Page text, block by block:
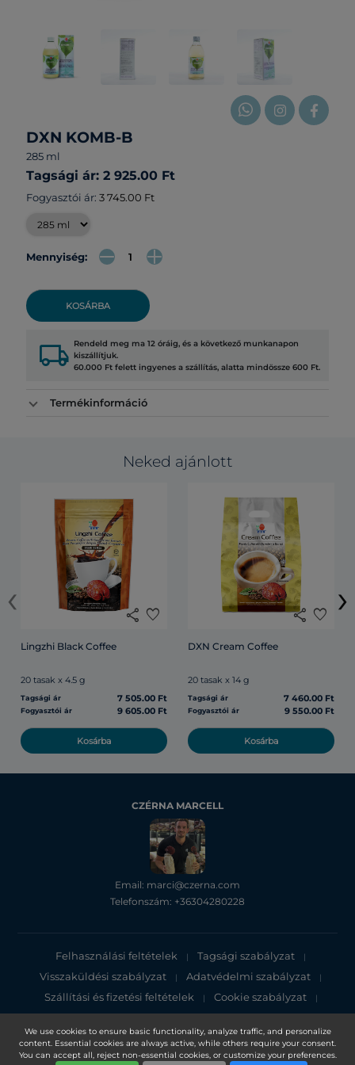
We use cookies to ensure basic functionality, analyze traffic, and personalize
content. Essential cookies are always active, while others require your consent.
You can accept all, reject non-essential cookies, or customize your preferences.
DXN KOMB-B
285 ml
Tagsági ár: 2 925.00 Ft
Fogyasztói ár: 3 745.00 Ft
Mennyiség:
KOSÁRBA
local_shipping Rendeld meg ma 12 óráig, és a következő munkanapon
kiszállítjuk.
60.000 Ft felett ingyenes a szállítás, alatta mindössze 600 Ft.
Termékinformáció
Neked ajánlott
share favorite
Lingzhi Black Coffee
20 tasak x 4.5 g
Tagsági ár 7 505.00 Ft
Fogyasztói ár 9 605.00 Ft
Kosárba
share favorite
DXN Cream Coffee
20 tasak x 14 g
Tagsági ár 7 460.00 Ft
Fogyasztói ár 9 550.00 Ft
Kosárba
‹ ›
CZÉRNA MARCELL
Email: marci@czerna.com
Telefonszám: +36304280228
Felhasználási feltételek | Tagsági szabályzat |
Visszaküldési szabályzat | Adatvédelmi szabályzat |
Szállítási és fizetési feltételek | Cookie szabályzat |
Adatvédelmi tájékoztató
Copyright 2025, DXN Holdings Bhd. 199501033918 (363120-V)